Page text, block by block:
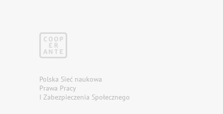
Polska Sieć naukowa
Prawa Pracy
I Zabezpieczenia Społecznego